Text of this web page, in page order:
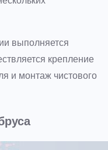
выполняется
крепление
и монтаж чистового